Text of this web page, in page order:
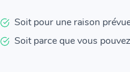
Soit pour une raison
Soit parce que vous